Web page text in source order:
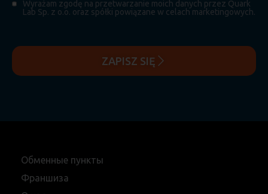
Wyrażam zgodę na przetwarzanie moich danych przez Quark
Lab Sp. z o.o. oraz spółki powiązane w celach marketingowych.
ZAPISZ SIĘ
Обменные пункты
Франшиза